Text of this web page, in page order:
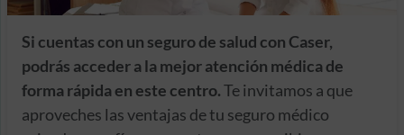
Si cuentas con un seguro de salud con Caser,
podrás acceder a la mejor atención médica de
forma rápida en este centro.Te invitamos a que
aproveches las ventajas de tu seguro médico